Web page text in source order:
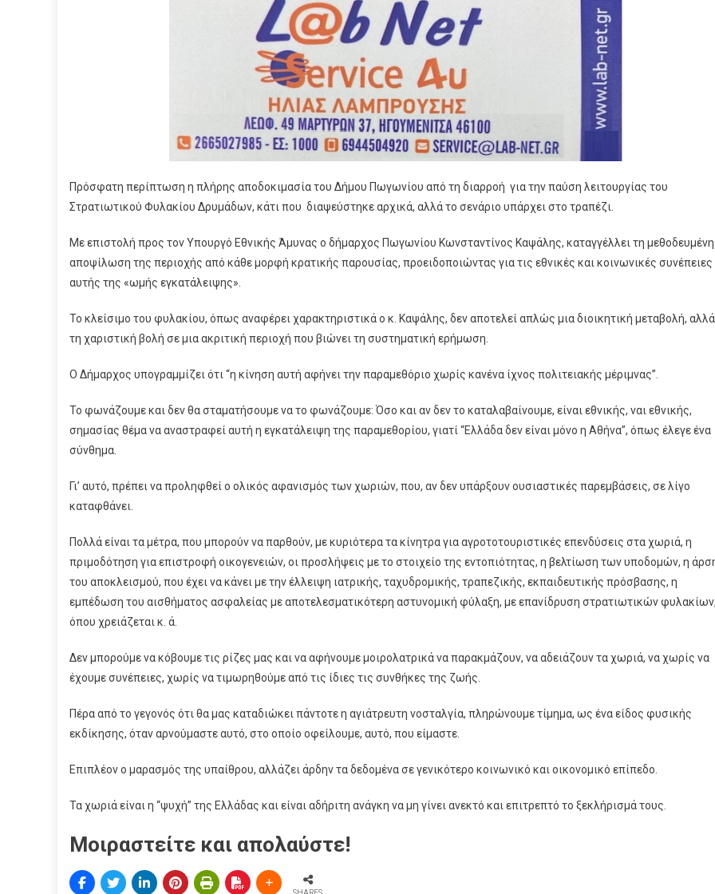
Πρόσφατη περίπτωση η πλήρης αποδοκιμασία του Δήμου Πωγωνίου από τη διαρροή για την παύση λειτουργίας του
Στρατιωτικού Φυλακίου Δρυμάδων, κάτι που διαψεύστηκε αρχικά, αλλά το σενάριο υπάρχει στο τραπέζι.
Με επιστολή προς τον Υπουργό Εθνικής Άμυνας ο δήμαρχος Πωγωνίου Κωνσταντίνος Καψάλης, καταγγέλλει τη μεθοδευμένη
αποψίλωση της περιοχής από κάθε μορφή κρατικής παρουσίας, προειδοποιώντας για τις εθνικές και κοινωνικές συνέπειες
αυτής της «ωμής εγκατάλειψης».
Το κλείσιμο του φυλακίου, όπως αναφέρει χαρακτηριστικά ο κ. Καψάλης, δεν αποτελεί απλώς μια διοικητική μεταβολή, αλλά
τη χαριστική βολή σε μια ακριτική περιοχή που βιώνει τη συστηματική ερήμωση.
Ο Δήμαρχος υπογραμμίζει ότι “η κίνηση αυτή αφήνει την παραμεθόριο χωρίς κανένα ίχνος πολιτειακής μέριμνας”.
Το φωνάζουμε και δεν θα σταματήσουμε να το φωνάζουμε: Όσο και αν δεν το καταλαβαίνουμε, είναι εθνικής, ναι εθνικής,
σημασίας θέμα να αναστραφεί αυτή η εγκατάλειψη της παραμεθορίου, γιατί “Ελλάδα δεν είναι μόνο η Αθήνα”, όπως έλεγε ένα
σύνθημα.
Γι’ αυτό, πρέπει να προληφθεί ο ολικός αφανισμός των χωριών, που, αν δεν υπάρξουν ουσιαστικές παρεμβάσεις, σε λίγο
καταφθάνει.
Πολλά είναι τα μέτρα, που μπορούν να παρθούν, με κυριότερα τα κίνητρα για αγροτοτουριστικές επενδύσεις στα χωριά, η
πριμοδότηση για επιστροφή οικογενειών, οι προσλήψεις με το στοιχείο της εντοπιότητας, η βελτίωση των υποδομών, η
του αποκλεισμού, που έχει να κάνει με την έλλειψη ιατρικής, ταχυδρομικής, τραπεζικής, εκπαιδευτικής πρόσβασης, η
εμπέδωση του αισθήματος ασφαλείας με αποτελεσματικότερη αστυνομική φύλαξη, με επανίδρυση στρατιωτικών
όπου χρειάζεται κ. ά.
Δεν μπορούμε να κόβουμε τις ρίζες μας και να αφήνουμε μοιρολατρικά να παρακμάζουν, να αδειάζουν τα χωριά, να χωρίς να
έχουμε συνέπειες, χωρίς να τιμωρηθούμε από τις ίδιες τις συνθήκες της ζωής.
Πέρα από το γεγονός ότι θα μας καταδιώκει πάντοτε η αγιάτρευτη νοσταλγία, πληρώνουμε τίμημα, ως ένα είδος φυσικής
εκδίκησης, όταν αρνούμαστε αυτό, στο οποίο οφείλουμε, αυτό, που είμαστε.
Επιπλέον ο μαρασμός της υπαίθρου, αλλάζει άρδην τα δεδομένα σε γενικότερο κοινωνικό και οικονομικό επίπεδο.
Τα χωριά είναι η “ψυχή” της Ελλάδας και είναι αδήριτη ανάγκη να μη γίνει ανεκτό και επιτρεπτό το ξεκλήρισμά τους.
Μοιραστείτε και απολαύστε!